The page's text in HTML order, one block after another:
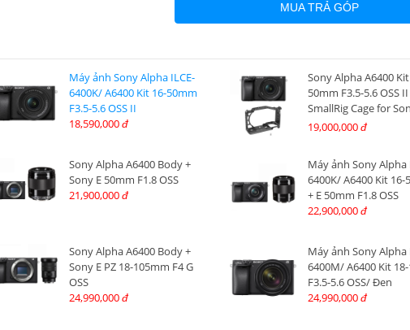
MUA TRẢ GÓP
Máy ảnh Sony Alpha ILCE-
6400K/ A6400 Kit 16-50mm
F3.5-5.6 OSS II
18,590,000 đ
Sony Alpha A6400
50mm F3.5-5.6 OSS
SmallRig Cage for
A6400, A6300, A6100
19,000,000 đ
Sony Alpha A6400 Body +
Sony E 50mm F1.8 OSS
21,900,000 đ
Máy ảnh Sony Alpha
6400K/ A6400 Kit 16-
+ E 50mm F1.8 OSS
22,900,000 đ
Sony Alpha A6400 Body +
Sony E PZ 18-105mm F4 G
OSS
24,990,000 đ
Máy ảnh Sony Alpha
6400M/ A6400 Kit
F3.5-5.6 OSS/ Đen
24,990,000 đ